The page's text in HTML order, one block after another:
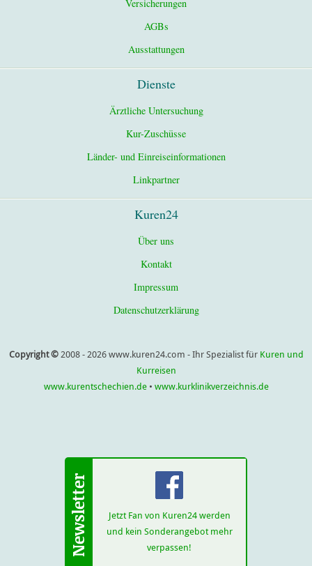
Versicherungen
AGBs
Ausstattungen
Dienste
Ärztliche Untersuchung
Kur-Zuschüsse
Länder- und Einreiseinformationen
Linkpartner
Kuren24
Über uns
Kontakt
Impressum
Datenschutzerklärung
Copyright ©2008 - 2026 www.kuren24.com - Ihr Spezialist für Kuren und
Kurreisen
www.kurentschechien.de• www.kurklinikverzeichnis.de
Jetzt Fan von Kuren24 werden
und kein Sonderangebot mehr
verpassen!